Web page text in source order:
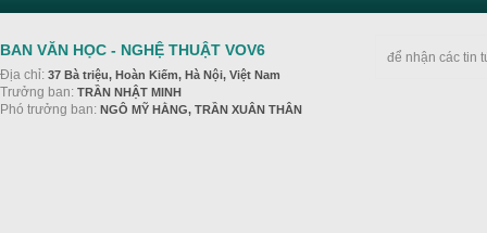
BAN VĂN HỌC - NGHỆ THUẬT VOV6
Địa chỉ: 37 Bà triệu, Hoàn Kiếm, Hà Nội, Việt Nam
Trưởng ban: TRẦN NHẬT MINH
Phó trưởng ban: NGÔ MỸ HẰNG, TRẦN XUÂN THÂN
để nhận các tin